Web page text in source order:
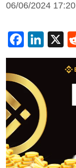
06/06/2024 17:20
F
a
e
o
o
k
Li
n
dI
n
X